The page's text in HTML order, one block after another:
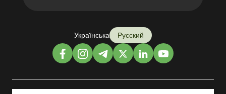
Українська Русский